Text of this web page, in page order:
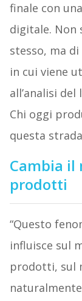
finale con
digitale. Non
stesso, ma
in cui viene
all’analisi
Chi oggi
questa
Cambia il
prodotti
“Questo
influisce sul
prodotti, sul